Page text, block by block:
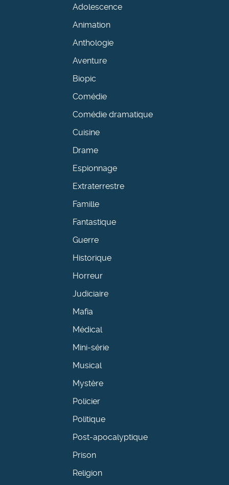
Adolescence
Animation
Anthologie
Aventure
Biopic
Comédie
Comédie dramatique
Cuisine
Drame
Espionnage
Extraterrestre
Famille
Fantastique
Guerre
Historique
Horreur
Judiciaire
Mafia
Médical
Mini-série
Musical
Mystère
Policier
Politique
Post-apocalyptique
Prison
Religion